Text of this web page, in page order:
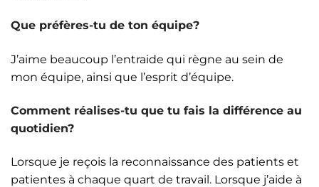
Que préfères-tu de ton équipe?
J’aime beaucoup l’entraide qui règne au sein de
mon équipe, ainsi que l’esprit d’équipe.
Comment réalises-tu que tu fais la différence au
quotidien?
Lorsque je reçois la reconnaissance des patients et
patientes à chaque quart de travail. Lorsque j’aide à